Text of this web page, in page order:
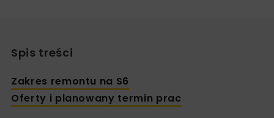
Spis treści
Zakres remontu na S6
Oferty i planowany termin prac